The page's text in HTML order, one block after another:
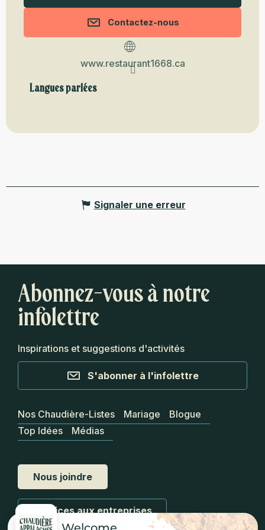
Contactez-nous
www.restaurant1668.ca
Langues parlées
Langues parlées
Signaler une erreur
Abonnez-vous à notre
infolettre
Inspirations et suggestions d'activités
S'abonner à l'infolettre
Nous joindre
Services aux entreprises
Nos Chaudière-Listes Mariage
Blogue
Top Idées
Médias